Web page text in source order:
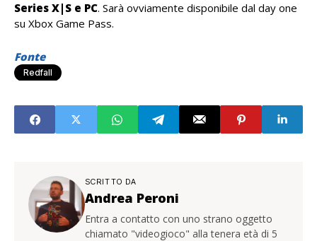
Series X|S e PC. Sarà ovviamente disponibile dal day one
su Xbox Game Pass.
Fonte
Redfall
SCRITTO DA
Andrea Peroni
Entra a contatto con uno strano oggetto
chiamato "videogioco" alla tenera età di 5